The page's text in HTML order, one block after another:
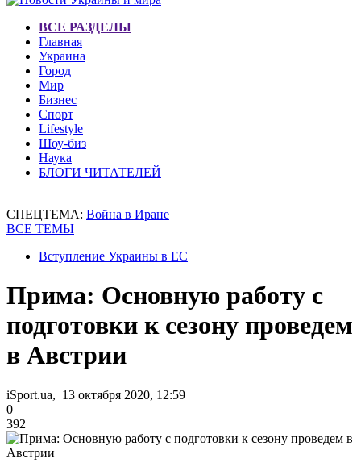
ВСЕ РАЗДЕЛЫ
Главная
Украина
Город
Мир
Бизнес
Спорт
Lifestyle
Шоу-биз
Наука
БЛОГИ ЧИТАТЕЛЕЙ
СПЕЦТЕМА: Война в Иране
ВСЕ ТЕМЫ
Вступление Украины в ЕС
Прима: Основную работу с
подготовки к сезону проведем
в Австрии
iSport.ua, 13 октября 2020, 12:59
0
392